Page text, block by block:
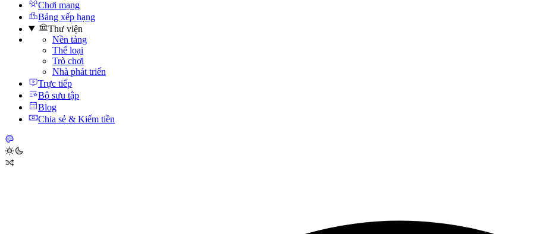
Chơi mạng
Bảng xếp hạng
Thư viện
Nền tảng
Thể loại
Trò chơi
Nhà phát triển
Trực tiếp
Bộ sưu tập
Blog
Chia sẻ & Kiếm tiền